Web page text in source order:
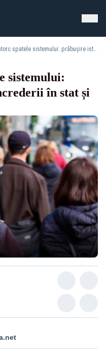
Românii întorc spatele sistemului: prăbușire istorică a încrederii în stat și partenerii externi
sistemului:
în stat și